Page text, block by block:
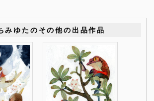
みゆたのその他の出品作品